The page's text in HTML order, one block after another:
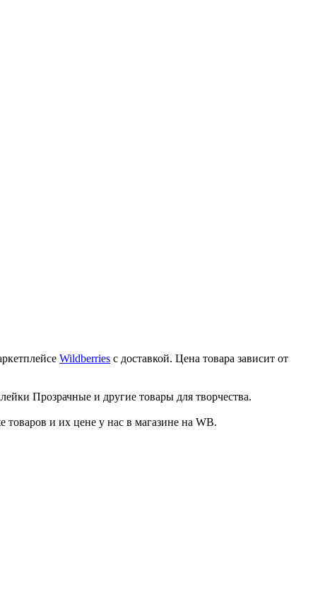
Wildberries с доставкой. Цена товара зависит от
Прозрачные и другие товары для творчества.
и их цене у нас в магазине на WB.